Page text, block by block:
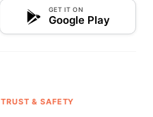
GET IT ON
Google Play
TRUST & SAFETY